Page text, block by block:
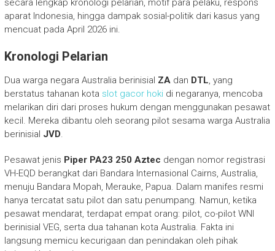
secara lengkap kronologi pelarian, motif para pelaku, respons
aparat Indonesia, hingga dampak sosial-politik dari kasus yang
mencuat pada April 2026 ini.
Kronologi Pelarian
Dua warga negara Australia berinisial ZAdan DTL, yang
berstatus tahanan kota slot gacor hokidi negaranya, mencoba
melarikan diri dari proses hukum dengan menggunakan pesawat
kecil. Mereka dibantu oleh seorang pilot sesama warga Australia
berinisial JVD.
Pesawat jenis Piper PA23 250 Aztec dengan nomor registrasi
VH-EQD berangkat dari Bandara Internasional Cairns, Australia,
menuju Bandara Mopah, Merauke, Papua. Dalam manifes resmi
hanya tercatat satu pilot dan satu penumpang. Namun, ketika
pesawat mendarat, terdapat empat orang: pilot, co-pilot WNI
berinisial VEG, serta dua tahanan kota Australia. Fakta ini
langsung memicu kecurigaan dan penindakan oleh pihak